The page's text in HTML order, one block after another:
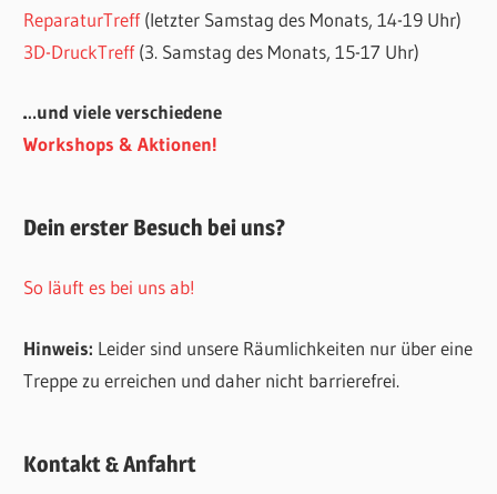
ReparaturTreff(letzter Samstag des Monats, 14-19 Uhr)
3D-DruckTreff(3. Samstag des Monats, 15-17 Uhr)
…und viele verschiedene
Workshops & Aktionen!
Dein erster Besuch bei uns?
So läuft es bei uns ab!
Hinweis: Leider sind unsere Räumlichkeiten nur über eine
Treppe zu erreichen und daher nicht barrierefrei.
Kontakt & Anfahrt